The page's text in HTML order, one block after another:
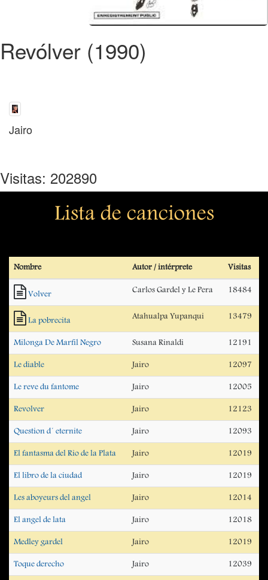
Revólver (1990)
Jairo
Visitas: 202890
Lista de canciones
Nombre Autor / intérprete Visitas
Volver Carlos Gardel y Le Pera 18484
La pobrecita Atahualpa Yupanqui 13479
Milonga De Marfil Negro Susana Rinaldi 12191
Le diable Jairo 12097
Le reve du fantome Jairo 12005
Revolver Jairo 12123
Question d´ eternite Jairo 12093
El fantasma del Rio de la Plata Jairo 12019
El libro de la ciudad Jairo 12019
Les aboyeurs del angel Jairo 12014
El angel de lata Jairo 12018
Medley gardel Jairo 12019
Toque derecho Jairo 12039